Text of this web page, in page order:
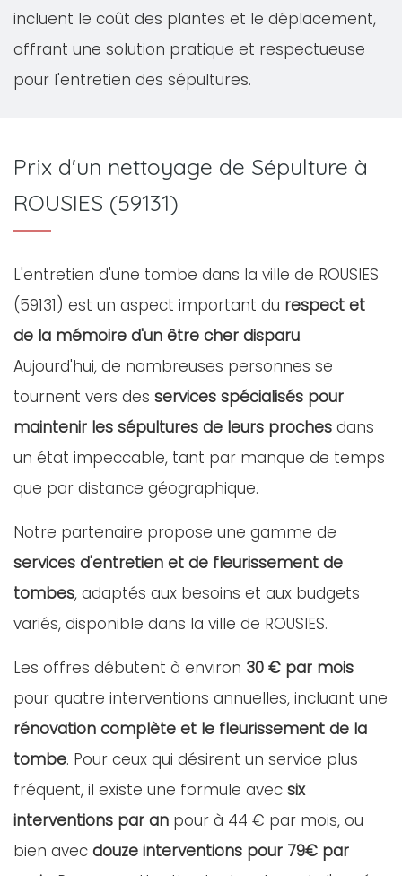
incluent le coût des plantes et le déplacement,
offrant une solution pratique et respectueuse
pour l'entretien des sépultures.
Prix d'un nettoyage de Sépulture à
ROUSIES (59131)
L'entretien d'une tombe dans la ville de ROUSIES
(59131) est un aspect important du respect et
de la mémoire d'un être cher disparu.
Aujourd'hui, de nombreuses personnes se
tournent vers des services spécialisés pour
maintenir les sépultures de leurs proches dans
un état impeccable, tant par manque de temps
que par distance géographique.
Notre partenaire propose une gamme de
services d'entretien et de fleurissement de
tombes, adaptés aux besoins et aux budgets
variés, disponible dans la ville de ROUSIES.
Les offres débutent à environ 30 € par mois
pour quatre interventions annuelles, incluant une
rénovation complète et le fleurissement de la
tombe. Pour ceux qui désirent un service plus
fréquent, il existe une formule avec six
interventions par an pour à 44 € par mois, ou
bien avec douze interventions pour 79€ par